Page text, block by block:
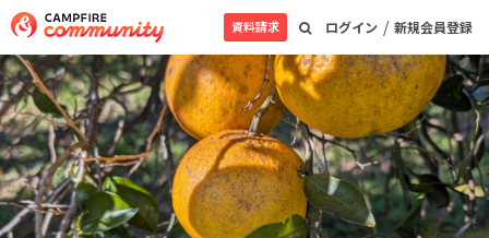
ログイン / 新規会員登録
資料請求